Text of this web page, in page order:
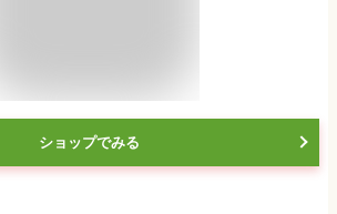
ショップでみる